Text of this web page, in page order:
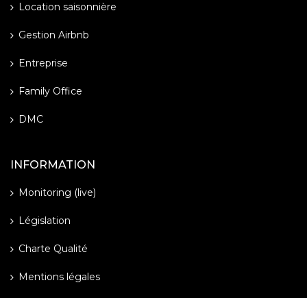
Location saisonnière
Gestion Airbnb
Entreprise
Family Office
DMC
INFORMATION
Monitoring (live)
Législation
Charte Qualité
Mentions légales